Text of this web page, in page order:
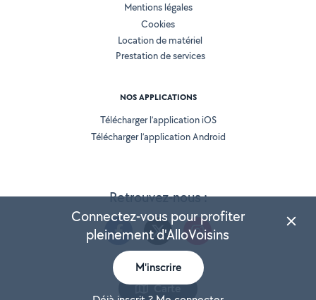
Carte
Retrouvez-nous :
Mentions légales
Cookies
Location de matériel
Prestation de services
NOS APPLICATIONS
Télécharger l’application iOS
Télécharger l’application Android
Connectez-vous pour profiter
pleinement d'AlloVoisins
M'inscrire